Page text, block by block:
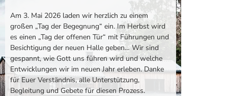
Am 3. Mai 2026 laden wir herzlich zu einem
großen „Tag der Begegnung“ ein. Im Herbst wird
es einen „Tag der offenen Tür“ mit Führungen und
Besichtigung der neuen Halle geben… Wir sind
gespannt, wie Gott uns führen wird und welche
Entwicklungen wir im neuen Jahr erleben. Danke
für Euer Verständnis, alle Unterstützung,
Begleitung und Gebete für diesen Prozess.